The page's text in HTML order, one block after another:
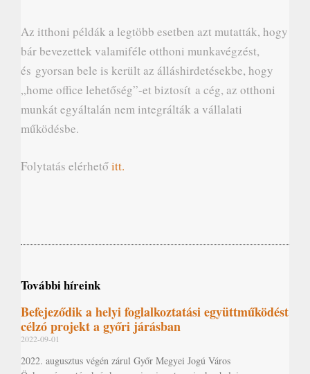
Az itthoni példák a legtöbb esetben azt mutatták, hogy
bár bevezettek valamiféle otthoni munkavégzést,
és gyorsan bele is került az álláshirdetésekbe, hogy
„home office lehetőség”-et biztosít a cég, az otthoni
munkát egyáltalán nem integrálták a vállalati
működésbe.
Folytatás elérhetőitt.
További híreink
Befejeződik a helyi foglalkoztatási együttműködést
célzó projekt a győri járásban
2022-09-01
2022. augusztus végén zárul Győr Megyei Jogú Város